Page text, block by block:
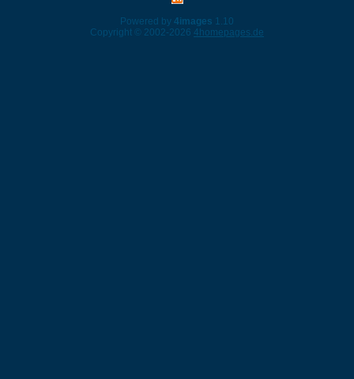
Powered by 4images 1.10
Copyright © 2002-2026 4homepages.de